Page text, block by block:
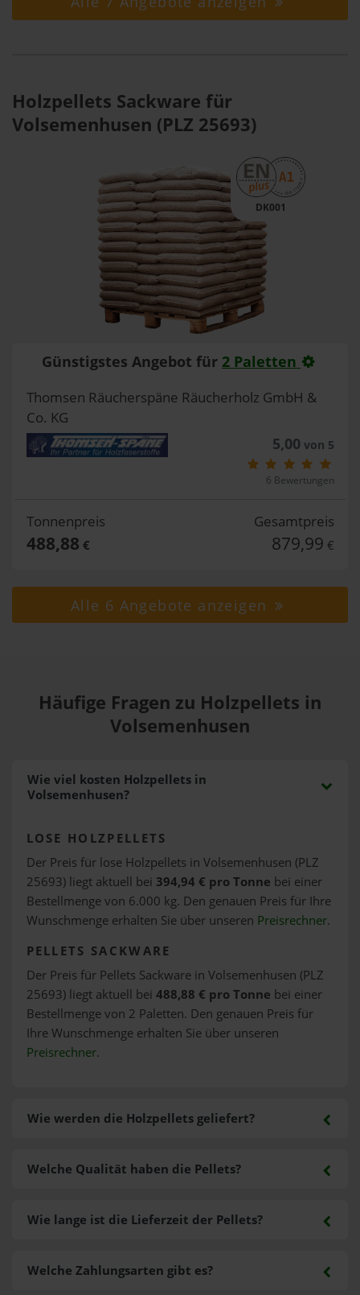
Holzpellets Sackware für
Volsemenhusen (PLZ 25693)
DK001
Günstigstes Angebot für 2 Paletten
Thomsen Räucherspäne Räucherholz GmbH &
Co. KG
5,00 von 5
6 Bewertungen
Tonnenpreis
488,88 €
Gesamtpreis
879,99 €
Alle 6 Angebote anzeigen
Häufige Fragen zu Holzpellets in
Volsemenhusen
Wie viel kosten Holzpellets in
Volsemenhusen?
LOSE HOLZPELLETS
Der Preis für lose Holzpellets in Volsemenhusen (PLZ
25693) liegt aktuell bei 394,94 € pro Tonne bei einer
Bestellmenge von 6.000 kg. Den genauen Preis für Ihre
Wunschmenge erhalten Sie über unseren Preisrechner.
PELLETS SACKWARE
Der Preis für Pellets Sackware in Volsemenhusen (PLZ
25693) liegt aktuell bei 488,88 € pro Tonne bei einer
Bestellmenge von 2 Paletten. Den genauen Preis für
Ihre Wunschmenge erhalten Sie über unseren
Preisrechner.
Wie werden die Holzpellets geliefert?
Welche Zahlungsarten gibt es?
Welche Qualität haben die Pellets?
Wie lange ist die Lieferzeit der Pellets?